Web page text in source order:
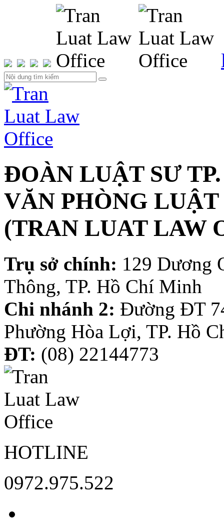
ĐOÀN LUẬT SƯ
VĂN PHÒNG
(TRAN LUAT LAW
Trụ sở chính: 129 Dương
Thông, TP. Hồ Chí Minh
Chi nhánh 2: Đường ĐT
Phường Hòa Lợi, TP. Hồ
ĐT: (08) 22144773
HOTLINE
0972.975.522